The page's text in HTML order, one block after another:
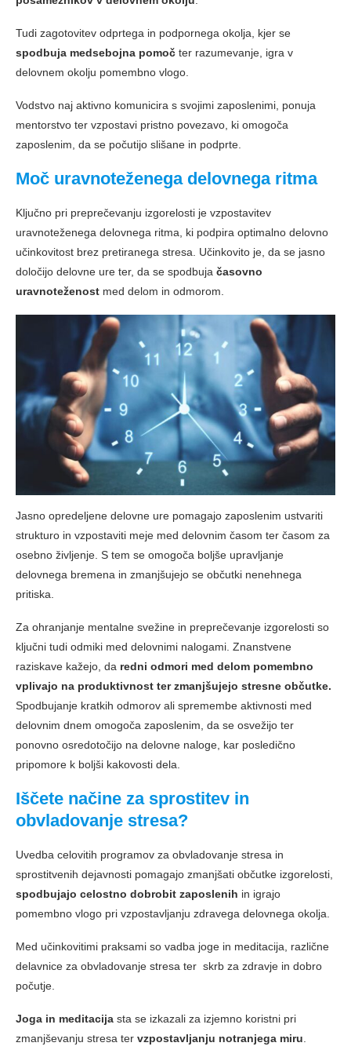
Tudi zagotovitev odprtega in podpornega okolja, kjer se
spodbuja medsebojna pomoč ter razumevanje, igra v
delovnem okolju pomembno vlogo.
Vodstvo naj aktivno komunicira s svojimi zaposlenimi, ponuja
mentorstvo ter vzpostavi pristno povezavo, ki omogoča
zaposlenim, da se počutijo slišane in podprte.
Moč uravnoteženega delovnega ritma
Ključno pri preprečevanju izgorelosti je vzpostavitev
uravnoteženega delovnega ritma, ki podpira optimalno delovno
učinkovitost brez pretiranega stresa. Učinkovito je, da se jasno
določijo delovne ure ter, da se spodbuja časovno
uravnoteženost med delom in odmorom.
Jasno opredeljene delovne ure pomagajo zaposlenim ustvariti
strukturo in vzpostaviti meje med delovnim časom ter časom za
osebno življenje. S tem se omogoča boljše upravljanje
delovnega bremena in zmanjšujejo se občutki nenehnega
pritiska.
Za ohranjanje mentalne svežine in preprečevanje izgorelosti so
ključni tudi odmiki med delovnimi nalogami. Znanstvene
raziskave kažejo, da redni odmori med delom pomembno
vplivajo na produktivnost ter zmanjšujejo stresne občutke.
Spodbujanje kratkih odmorov ali spremembe aktivnosti med
delovnim dnem omogoča zaposlenim, da se osvežijo ter
ponovno osredotočijo na delovne naloge, kar posledično
pripomore k boljši kakovosti dela.
Iščete načine za sprostitev in
obvladovanje stresa?
Uvedba celovitih programov za obvladovanje stresa in
sprostitvenih dejavnosti pomagajo zmanjšati občutke izgorelosti,
spodbujajo celostno dobrobit zaposlenih in igrajo
pomembno vlogo pri vzpostavljanju zdravega delovnega okolja.
Med učinkovitimi praksami so vadba joge in meditacija, različne
delavnice za obvladovanje stresa ter skrb za zdravje in dobro
počutje.
Joga in meditacija sta se izkazali za izjemno koristni pri
zmanjševanju stresa ter vzpostavljanju notranjega miru